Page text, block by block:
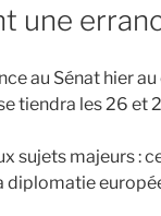
une
au Sénat hier
tiendra les 26 et
sujets majeurs :
diplomatie